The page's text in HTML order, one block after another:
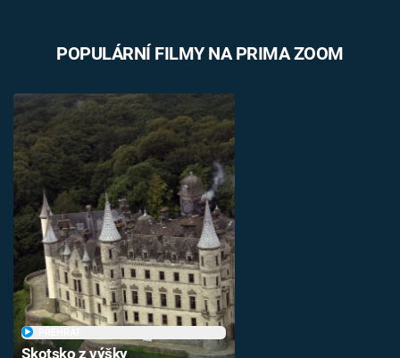
POPULÁRNÍ FILMY NA PRIMA ZOOM
Skotsko z výšky